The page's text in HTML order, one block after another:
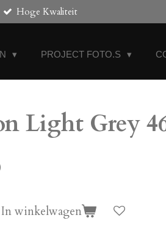
Hoge Kwaliteit
PROJECT FOTO.S
Light Grey
In winkelwagen